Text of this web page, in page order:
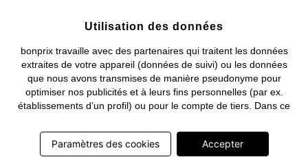
Utilisation des données
bonprix travaille avec des partenaires qui traitent les données
extraites de votre appareil (données de suivi) ou les données
que nous avons transmises de manière pseudonyme pour
optimiser nos publicités et à leurs fins personnelles (par ex.
établissements d’un profil) ou pour le compte de tiers. Dans ce
transmission de vos données pseudonymisées mais également
le traitement ultérieur de ces données par ce prestataire
Paramètres des cookies Accepter